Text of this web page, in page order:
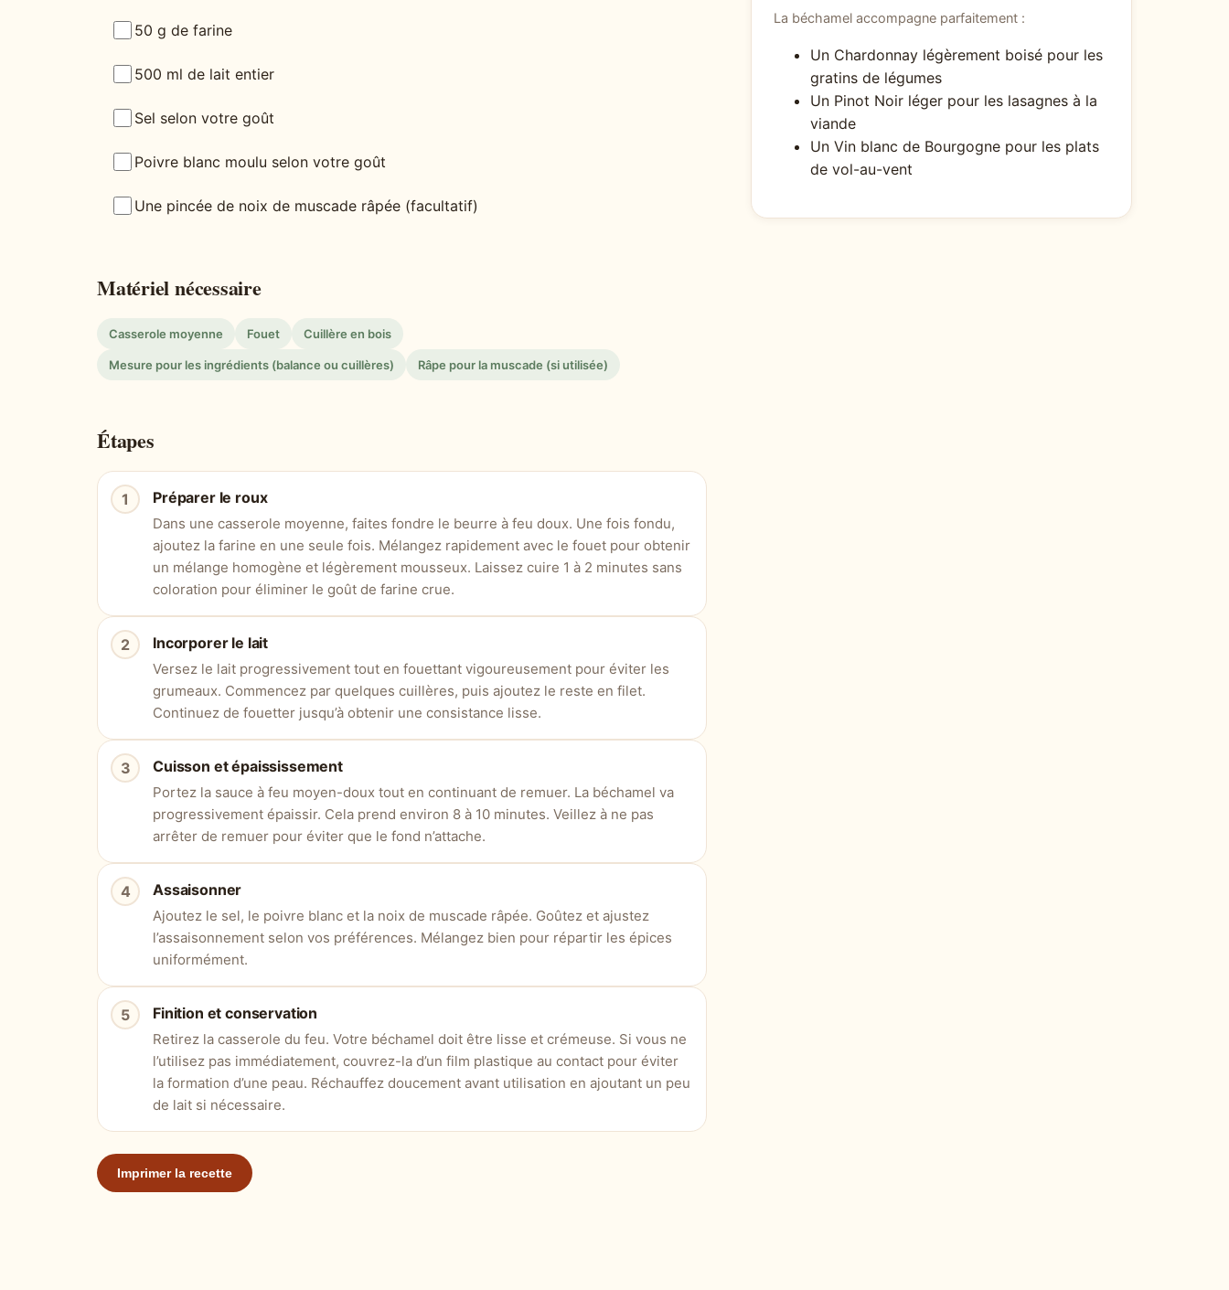
50 g de farine
500 ml de lait entier
Sel selon votre goût
Poivre blanc moulu selon votre goût
Une pincée de noix de muscade râpée (facultatif)
Matériel nécessaire
Casserole moyenne Fouet Cuillère en bois
Mesure pour les ingrédients (balance ou cuillères) Râpe pour la muscade (si utilisée)
Étapes
Préparer le roux
Dans une casserole moyenne, faites fondre le beurre à feu doux. Une fois fondu,
ajoutez la farine en une seule fois. Mélangez rapidement avec le fouet pour obtenir
un mélange homogène et légèrement mousseux. Laissez cuire 1 à 2 minutes sans
coloration pour éliminer le goût de farine crue.
Incorporer le lait
Versez le lait progressivement tout en fouettant vigoureusement pour éviter les
grumeaux. Commencez par quelques cuillères, puis ajoutez le reste en filet.
Continuez de fouetter jusqu’à obtenir une consistance lisse.
Cuisson et épaississement
Portez la sauce à feu moyen-doux tout en continuant de remuer. La béchamel va
progressivement épaissir. Cela prend environ 8 à 10 minutes. Veillez à ne pas
arrêter de remuer pour éviter que le fond n’attache.
Assaisonner
Ajoutez le sel, le poivre blanc et la noix de muscade râpée. Goûtez et ajustez
l’assaisonnement selon vos préférences. Mélangez bien pour répartir les épices
uniformément.
Finition et conservation
Retirez la casserole du feu. Votre béchamel doit être lisse et crémeuse. Si vous ne
l’utilisez pas immédiatement, couvrez-la d’un film plastique au contact pour éviter
la formation d’une peau. Réchauffez doucement avant utilisation en ajoutant un peu
de lait si nécessaire.
Imprimer la recette
La béchamel accompagne parfaitement :
Un Chardonnay légèrement boisé pour les
gratins de légumes
Un Pinot Noir léger pour les lasagnes à la
viande
Un Vin blanc de Bourgogne pour les plats
de vol-au-vent